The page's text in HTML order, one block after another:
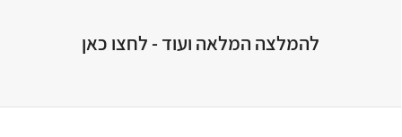
להמלצה המלאה ועוד - לחצו כאן